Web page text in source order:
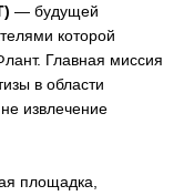
— будущей
которой
Главная миссия
в области
извлечение
площадка,